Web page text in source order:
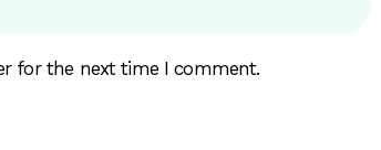
for the next time I comment.